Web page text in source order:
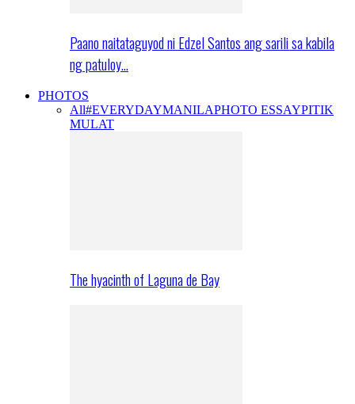
Paano naitataguyod ni Edzel Santos ang sarili sa kabila
ng patuloy…
PHOTOS
All#EVERYDAYMANILAPHOTO ESSAYPITIK
MULAT
The hyacinth of Laguna de Bay